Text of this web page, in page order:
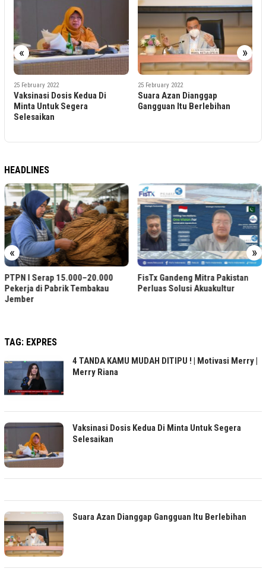
« »
Di
25 February 2022
Suara Azan Dianggap
Gangguan Itu Berlebihan
25 February 2022
Layanan BPJS Kesehatan
Minta Untuk Perbaiki
HEADLINES
« »
FisTx Gandeng Mitra Pakistan
Perluas Solusi Akuakultur
Akun WhatsApp Bisnis
Diblokir? Ini Solusinya
TAG: EXPRES
4 TANDA KAMU MUDAH DITIPU ! | Motivasi Merry |
Merry Riana
Vaksinasi Dosis Kedua Di Minta Untuk Segera
Selesaikan
Suara Azan Dianggap Gangguan Itu Berlebihan